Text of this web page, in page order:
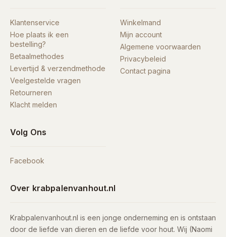
Klantenservice
Hoe plaats ik een
bestelling?
Betaalmethodes
Levertijd & verzendmethode
Veelgestelde vragen
Retourneren
Klacht melden
Winkelmand
Mijn account
Algemene voorwaarden
Privacybeleid
Contact pagina
Volg Ons
Facebook
Over krabpalenvanhout.nl
Krabpalenvanhout.nl is een jonge onderneming en is ontstaan
door de liefde van dieren en de liefde voor hout. Wij (Naomi